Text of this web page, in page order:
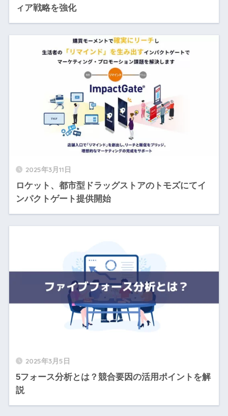
ィア戦略を強化
2025年3月11日
ロケット、都市型ドラッグストアのトモズにてイ
ンパクトゲート提供開始
2025年3月5日
5フォース分析とは？競合要因の活用ポイントを解
説